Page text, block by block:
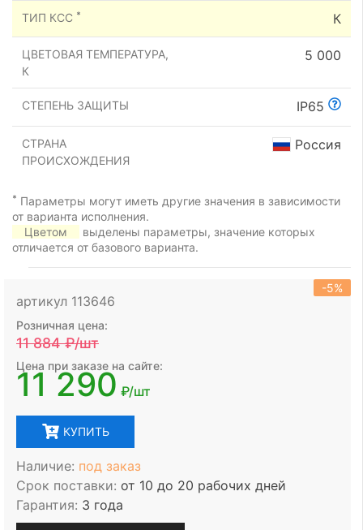
ТИП КСС * К
ЦВЕТОВАЯ ТЕМПЕРАТУРА,
К
5 000
СТЕПЕНЬ ЗАЩИТЫ IP65
СТРАНА
ПРОИСХОЖДЕНИЯ
Россия
* Параметры могут иметь другие значения в зависимости
от варианта исполнения.
Цветом
выделены параметры, значение которых
отличается от базового варианта.
артикул 113646
-5%
Розничная цена:
11 884₽/шт
Цена при заказе на сайте:
11 290 ₽/шт
КУПИТЬ
Наличие: под заказ
Срок поставки: от 10 до 20 рабочих дней
Гарантия: 3 года